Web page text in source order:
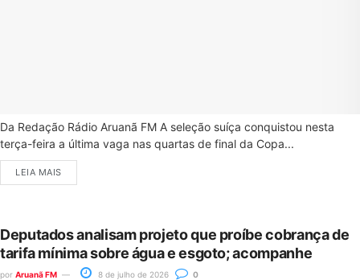
Da Redação Rádio Aruanã FM A seleção suíça conquistou nesta
terça-feira a última vaga nas quartas de final da Copa...
LEIA MAIS
Deputados analisam projeto que proíbe cobrança de
tarifa mínima sobre água e esgoto; acompanhe
por Aruanã FM 8 de julho de 2026 0